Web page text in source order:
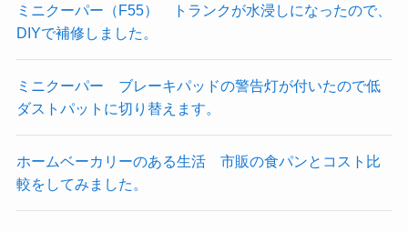
ミニクーパー（F55） トランクが水浸しになったので、
DIYで補修しました。
ミニクーパー ブレーキパッドの警告灯が付いたので低
ダストパットに切り替えます。
ホームベーカリーのある生活 市販の食パンとコスト比
較をしてみました。